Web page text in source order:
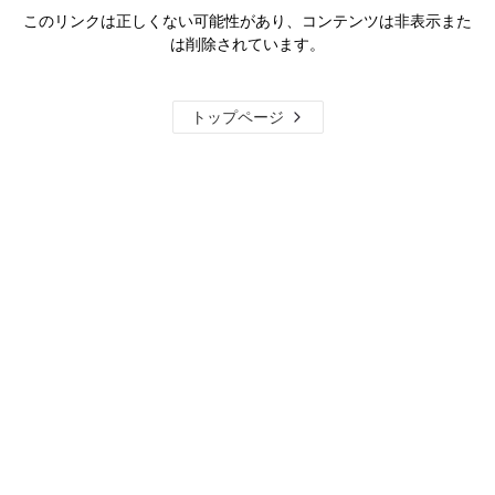
このリンクは正しくない可能性があり、コンテンツは非表示また
は削除されています。
トップページ